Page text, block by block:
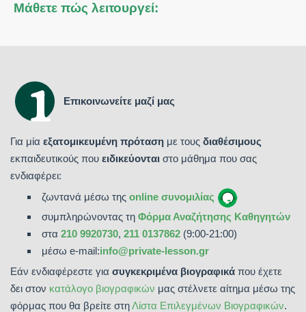
Μάθετε πώς λειτουργεί:
Επικοινωνείτε μαζί μας
Για μία εξατομικευμένη πρόταση με τους διαθέσιμους
εκπαιδευτικούς που ειδικεύονται στο μάθημα που σας
ενδιαφέρει:
ζωντανά μέσω της online συνομιλίας
συμπληρώνοντας τη Φόρμα Αναζήτησης Καθηγητών
στα 210 9920730, 211 0137862 (9:00-21:00)
μέσω e-mail:info@private-lesson.gr
Εάν ενδιαφέρεστε για συγκεκριμένα βιογραφικά που έχετε
δει στον κατάλογο βιογραφικών μας στέλνετε αίτημα μέσω της
φόρμας που θα βρείτε στηΛίστα Επιλεγμένων Βιογραφικών.